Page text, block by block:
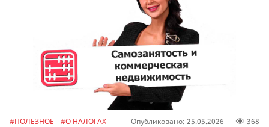
#ПОЛЕЗНОЕ #О НАЛОГАХ Опубликовано: 25.05.2026 368